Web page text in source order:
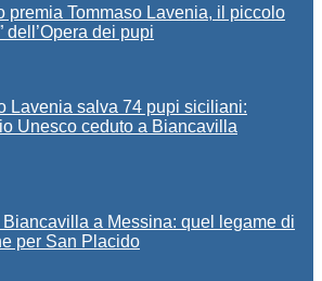
premia Tommaso Lavenia, il piccolo
dell’Opera dei pupi
Lavenia salva 74 pupi siciliani:
Unesco ceduto a Biancavilla
a Messina: quel legame di
per San Placido